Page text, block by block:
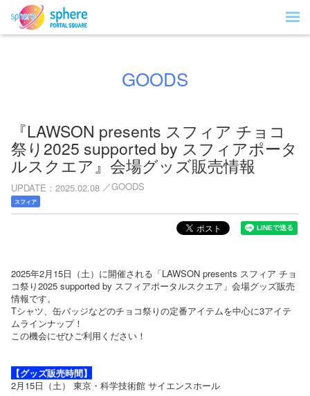
GOODS
『LAWSON presents スフィア チョコ
祭り2025 supported by スフィアポータ
ルスクエア』会場グッズ販売情報
UPDATE 2025.02.08 GOODS
スフィア
2025年2月15日（土）に開催される「LAWSON presents スフィア チョ
コ祭り2025 supported by スフィアポータルスクエア」会場グッズ販売
情報です。
Tシャツ、缶バッジなどのチョコ祭りの定番アイテムを中心に3アイテ
ムラインナップ！
この機会にぜひご利用ください！
【グッズ販売時間】
2月15日（土） 東京・科学技術館 サイエンスホール